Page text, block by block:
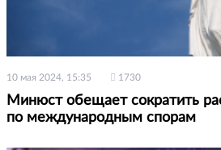
10 мая 2024, 15:35 1730
Минюст обещает сократить
по международным спорам